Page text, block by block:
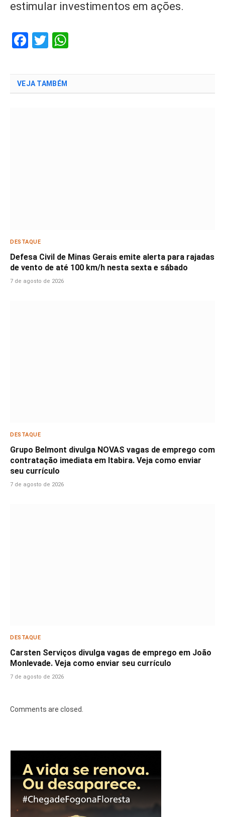
estimular investimentos em ações.
Facebook
Twitter
VEJA TAMBÉM
DESTAQUE
Defesa Civil de Minas Gerais emite alerta para rajadas
de vento de até 100 km/h nesta sexta e sábado
7 de agosto de 2026
DESTAQUE
Grupo Belmont divulga NOVAS vagas de emprego com
contratação imediata em Itabira. Veja como enviar
seu currículo
7 de agosto de 2026
DESTAQUE
Carsten Serviços divulga vagas de emprego em João
Monlevade. Veja como enviar seu currículo
7 de agosto de 2026
Comments are closed.